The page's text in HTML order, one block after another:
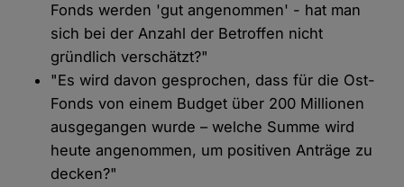
Fonds werden 'gut angenommen' - hat man
sich bei der Anzahl der Betroffen nicht
gründlich verschätzt?"
"Es wird davon gesprochen, dass für die Ost-
Fonds von einem Budget über 200 Millionen
ausgegangen wurde – welche Summe wird
heute angenommen, um positiven Anträge zu
decken?"